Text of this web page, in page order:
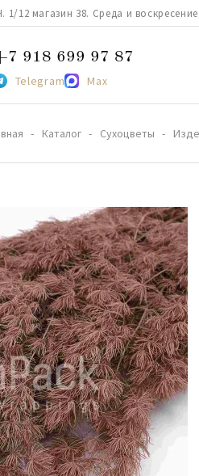
12 магазин 38. Среда и
918 699 97 87
Telegram Max
Каталог Сухоцветы